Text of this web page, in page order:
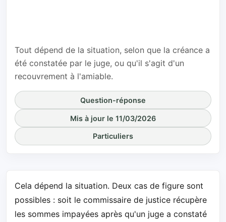
Tout dépend de la situation, selon que la créance a
été constatée par le juge, ou qu'il s'agit d'un
recouvrement à l'amiable.
Question-réponse
Mis à jour le 11/03/2026
Particuliers
Cela dépend la situation. Deux cas de figure sont
possibles : soit le commissaire de justice récupère
les sommes impayées après qu'un juge a constaté